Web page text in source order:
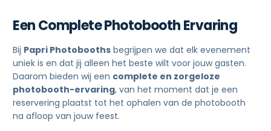
Een Complete Photobooth Ervaring
Bij Papri Photobooths begrijpen we dat elk evenement
uniek is en dat jij alleen het beste wilt voor jouw gasten.
Daarom bieden wij een complete en zorgeloze
photobooth-ervaring, van het moment dat je een
reservering plaatst tot het ophalen van de photobooth
na afloop van jouw feest.